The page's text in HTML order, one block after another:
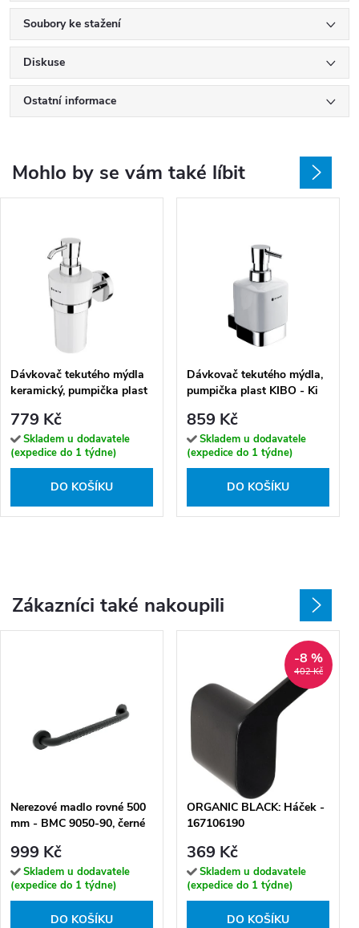
Soubory ke stažení
Diskuse
Ostatní informace
Mohlo by se vám také líbit
Dávkovač tekutého mýdla
keramický, pumpička plast
779 Kč
Skladem u dodavatele
(expedice do 1 týdne)
DO KOŠÍKU
Dávkovač tekutého mýdla,
pumpička plast KIBO - Ki
859 Kč
Skladem u dodavatele
(expedice do 1 týdne)
DO KOŠÍKU
Zákazníci také nakoupili
Nerezové madlo rovné 500
mm - BMC 9050-90, černé
999 Kč
Skladem u dodavatele
(expedice do 1 týdne)
DO KOŠÍKU
402 Kč
-8 %
ORGANIC BLACK: Háček -
167106190
369 Kč
Skladem u dodavatele
(expedice do 1 týdne)
DO KOŠÍKU